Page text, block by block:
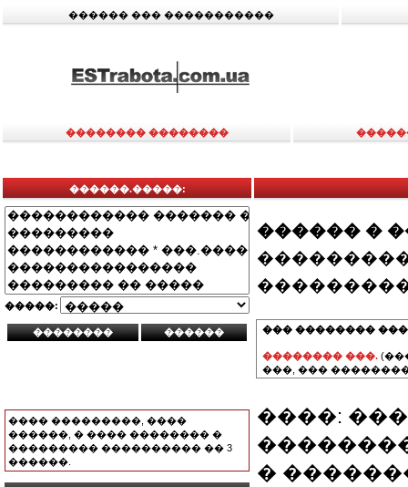
������ ��� �����������
�������� ��������
������.�����:
�����:
���� ���������, ����
������, � ���� �������� �
��������� ���������� �� 3
������.
������ �
��� ��������
�������� ���.
���, ���
����:
�